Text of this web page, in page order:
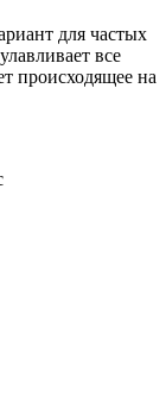
для частых
все
происходящее на